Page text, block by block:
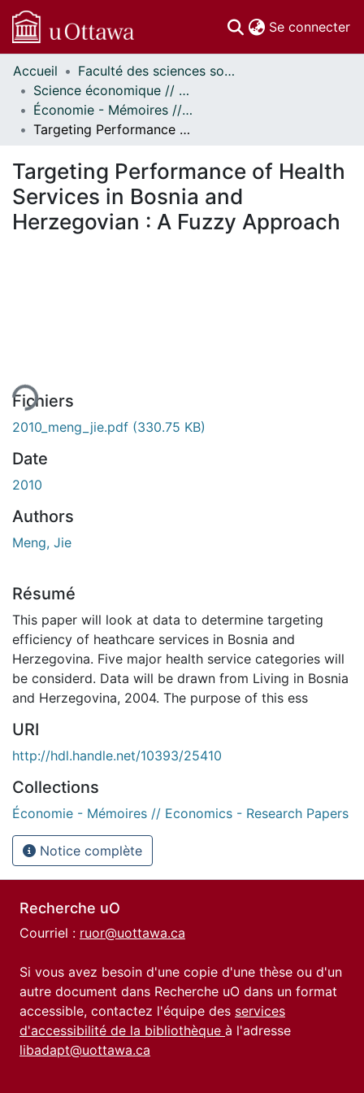
Se connecter
Communautés
et collections
Parcourir
Statistiques
À propos
Accueil
Faculté des sciences sociales // Faculty of Social Sciences
Science économique // Economics
Économie - Mémoires // Economics - Research Papers
Targeting Performance of Health Services in Bosnia and Herzegovian : A Fuzzy Approach
Targeting Performance of Health
Services in Bosnia and
Herzegovian : A Fuzzy Approach
Fichiers
2010_meng_jie.pdf (330.75 KB)
Date
2010
Authors
Meng, Jie
Résumé
This paper will look at data to determine targeting
efficiency of heathcare services in Bosnia and
Herzegovina. Five major health service categories will
be considerd. Data will be drawn from Living in Bosnia
and Herzegovina, 2004. The purpose of this ess
URI
http://hdl.handle.net/10393/25410
Collections
Économie - Mémoires // Economics - Research Papers
Notice complète
Recherche uO
Courriel : ruor@uottawa.ca
Si vous avez besoin d'une copie d'une thèse ou d'un
autre document dans Recherche uO dans un format
accessible, contactez l'équipe des services
d'accessibilité de la bibliothèque à l'adresse
libadapt@uottawa.ca